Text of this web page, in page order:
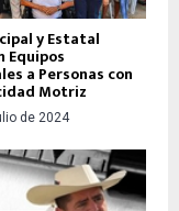
y Estatal
Equipos
a Personas con
Motriz
de 2024